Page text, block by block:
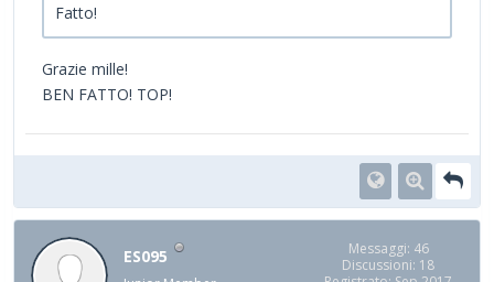
Fatto!
Grazie mille!
BEN FATTO! TOP!
ES095
Messaggi: 46
Discussioni: 18